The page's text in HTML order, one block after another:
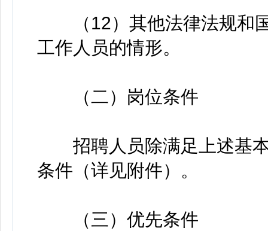
（12）其他法律法规和国
工作人员的情形。
（二）岗位条件
招聘人员除满足上述基本
条件（详见附件）。
（三）优先条件